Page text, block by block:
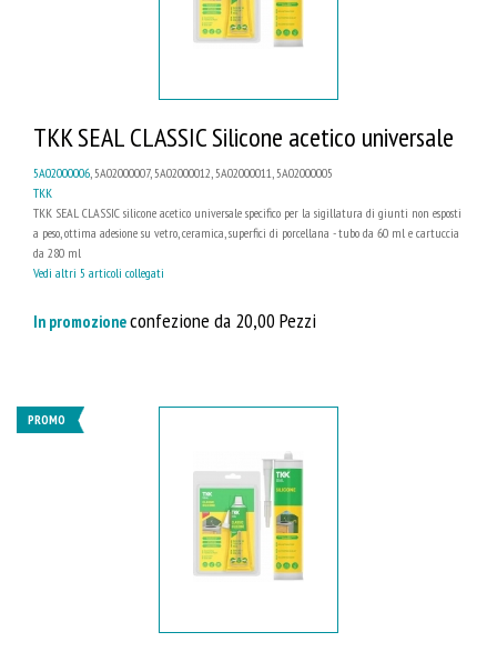
TKK SEAL CLASSIC Silicone acetico universale
5A02000006 , 5A02000007, 5A02000012, 5A02000011, 5A02000005
TKK
TKK SEAL CLASSIC silicone acetico universale specifico per la sigillatura di giunti non esposti
a peso, ottima adesione su vetro, ceramica, superfici di porcellana - tubo da 60 ml e cartuccia
da 280 ml
Vedi altri 5 articoli collegati
In promozioneconfezione da 20,00 Pezzi
PROMO